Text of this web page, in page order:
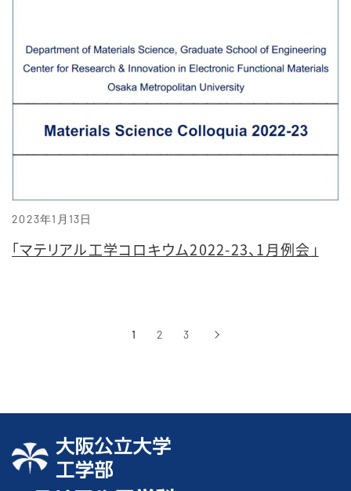
2023年1月13日
「マテリアル工学コロキウム2022-23、1月例会」
1 2 3 ›次へ